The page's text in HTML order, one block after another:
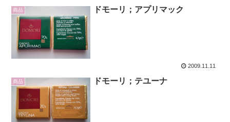
商品 ドモーリ；アプリマック
2009.11.11
商品 ドモーリ；テユーナ